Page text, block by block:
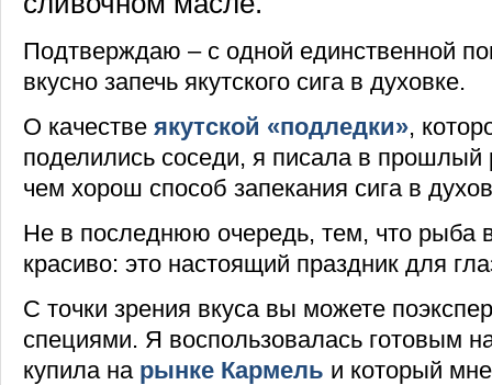
Подтверждаю – с одной единственной
вкусно запечь якутского сига в духовке.
О качестве якутской «подледки»,
поделились соседи, я писала в прошлый
чем хорош способ запекания сига в
Не в последнюю очередь, тем, что рыба
красиво: это настоящий праздник для
С точки зрения вкуса вы можете
специями. Я воспользовалась готовым
купила на рынке Кармель и который